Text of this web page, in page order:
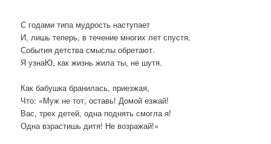
С годами типа мудрость наступает
И, лишь теперь, в течение многих лет спустя,
События детства смыслы обретают.
Я узнаЮ, как жизнь жила ты, не шутя.
Как бабушка бранилась, приезжая,
Что: «Муж не тот, оставь! Домой езжай!
Вас, трех детей, одна поднять смогла я!
Одна взрастишь дитя! Не возражай!»